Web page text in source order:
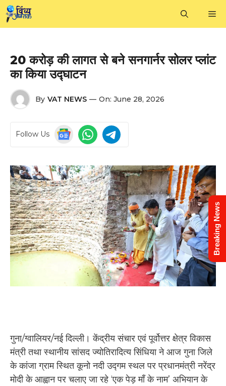
Skip
to
₹20 करोड़ की लागत से बने सनगार्नर सोलर प्लांट
का किया उद्घाटन
By VAT NEWS — On: June 28, 2026
Follow Us
गुना/ग्वालियर/नई दिल्ली। केंद्रीय संचार एवं पूर्वोत्तर क्षेत्र विकास
मंत्री तथा स्थानीय सांसद ज्योतिरादित्य सिंधिया ने आज गुना जिले
के कांजा ग्राम स्थित कूनो नदी उद्गम स्थल पर प्रधानमंत्री नरेंद्र
मोदी के आह्वान पर चलाए जा रहे ‘एक पेड़ माँ के नाम’ अभियान के
Breaking News